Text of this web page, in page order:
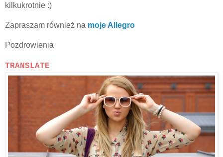
kilkukrotnie :)
Zapraszam również na moje Allegro
Pozdrowienia
TRANSLATE